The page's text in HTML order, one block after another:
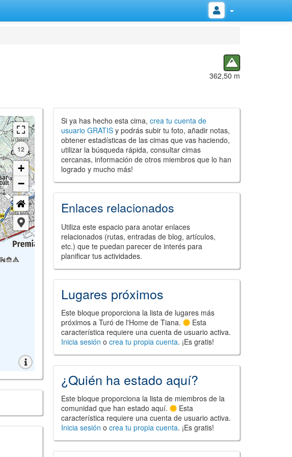
362,50 m
12
+
−
Si ya has hecho esta cima,crea tu cuenta de
usuario GRATIS y podrás subir tu foto, añadir notas,
obtener estadísticas de las cimas que vas haciendo,
utilizar la búsqueda rápida, consultar cimas
cercanas, información de otros miembros que lo han
logrado y mucho más!
Enlaces relacionados
Utiliza este espacio para anotar enlaces
relacionados (rutas, entradas de blog, artículos,
etc.) que te puedan parecer de interés para
planificar tus actividades.
Lugares próximos
Este bloque proporciona la lista de lugares más
próximos a Turó de l'Home de Tiana.
Esta
característica requiere una cuenta de usuario activa.
Inicia sesión ocrea tu propia cuenta. ¡Es gratis!
¿Quién ha estado aquí?
Este bloque proporciona la lista de miembros de la
comunidad que han estado aquí.
Esta
característica requiere una cuenta de usuario activa.
Inicia sesión ocrea tu propia cuenta. ¡Es gratis!